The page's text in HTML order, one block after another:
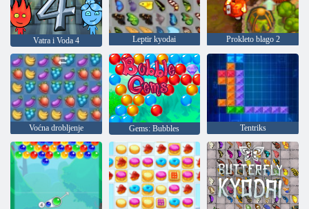
Vatra i Voda 4 Leptir kyodai Prokleto blago 2
Voćna drobljenje Gems: Bubbles Tentriks